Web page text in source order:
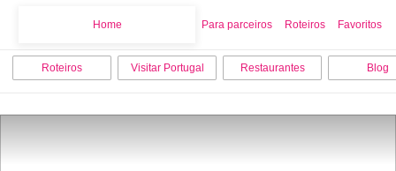
Home Para parceiros Roteiros Favoritos
Roteiros Visitar Portugal Restaurantes Blog